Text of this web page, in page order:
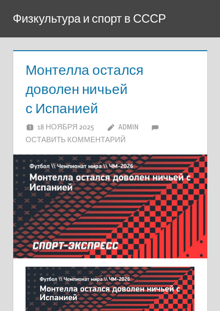
содержимому
Физкультура и спорт в СССР
Монтелла остался
доволен ничьей
с Испанией
18 НОЯБРЯ 2025
ADMIN
ОСТАВИТЬ КОММЕНТАРИЙ